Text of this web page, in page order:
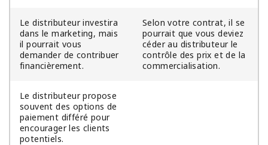
Le distributeur investira
dans le marketing, mais
il pourrait vous
demander de contribuer
financièrement.
Selon votre contrat, il se
pourrait que vous deviez
céder au distributeur le
contrôle des prix et de la
commercialisation.
Le distributeur propose
souvent des options de
paiement différé pour
encourager les clients
potentiels.